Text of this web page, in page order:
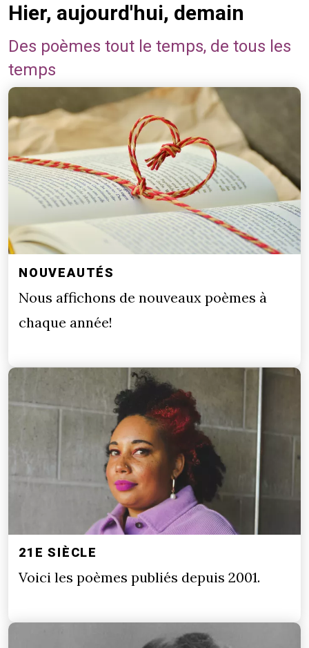
Hier, aujourd'hui, demain
Des poèmes tout le temps, de tous les
temps
NOUVEAUTÉS
Nous affichons de nouveaux poèmes à
chaque année!
21E SIÈCLE
Voici les poèmes publiés depuis 2001.